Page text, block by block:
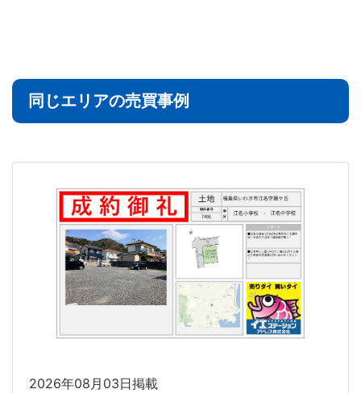
同じエリアの売買事例
2026年08月03日掲載